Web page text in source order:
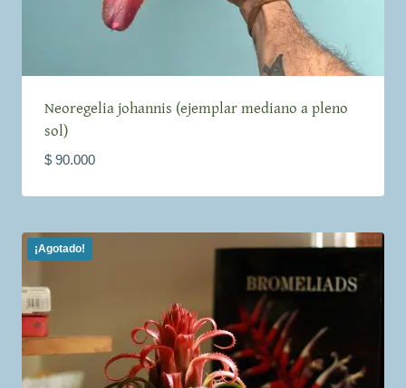
Neoregelia johannis (ejemplar mediano a pleno
sol)
$90.000
¡Agotado!